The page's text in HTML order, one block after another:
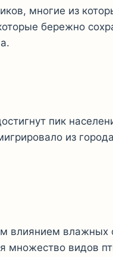
многие из
бережно
пик
из
влиянием
множество видов